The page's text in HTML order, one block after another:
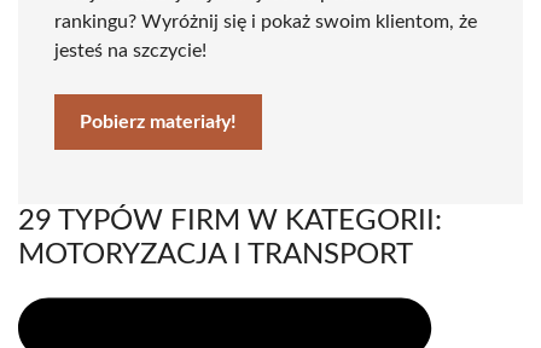
rankingu? Wyróżnij się i pokaż swoim klientom, że
jesteś na szczycie!
Pobierz materiały!
29 TYPÓW FIRM W KATEGORII:
MOTORYZACJA I TRANSPORT